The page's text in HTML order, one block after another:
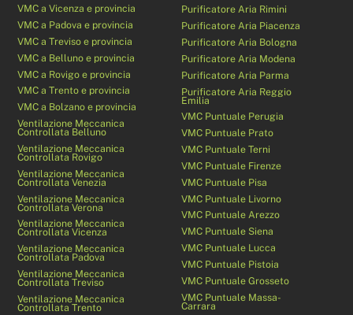
VMC a Vicenza e provincia
VMC a Padova e provincia
VMC a Treviso e provincia
VMC a Belluno e provincia
VMC a Rovigo e provincia
VMC a Trento e provincia
VMC a Bolzano e provincia
Ventilazione Meccanica
Controllata Belluno
Ventilazione Meccanica
Controllata Rovigo
Ventilazione Meccanica
Controllata Venezia
Ventilazione Meccanica
Controllata Verona
Ventilazione Meccanica
Controllata Vicenza
Ventilazione Meccanica
Controllata Padova
Ventilazione Meccanica
Controllata Treviso
Ventilazione Meccanica
Controllata Trento
Purificatore Aria Rimini
Purificatore Aria Piacenza
Purificatore Aria Bologna
Purificatore Aria Modena
Purificatore Aria Parma
Purificatore Aria Reggio
Emilia
VMC Puntuale Perugia
VMC Puntuale Prato
VMC Puntuale Terni
VMC Puntuale Firenze
VMC Puntuale Pisa
VMC Puntuale Livorno
VMC Puntuale Arezzo
VMC Puntuale Siena
VMC Puntuale Lucca
VMC Puntuale Pistoia
VMC Puntuale Grosseto
VMC Puntuale Massa-
Carrara